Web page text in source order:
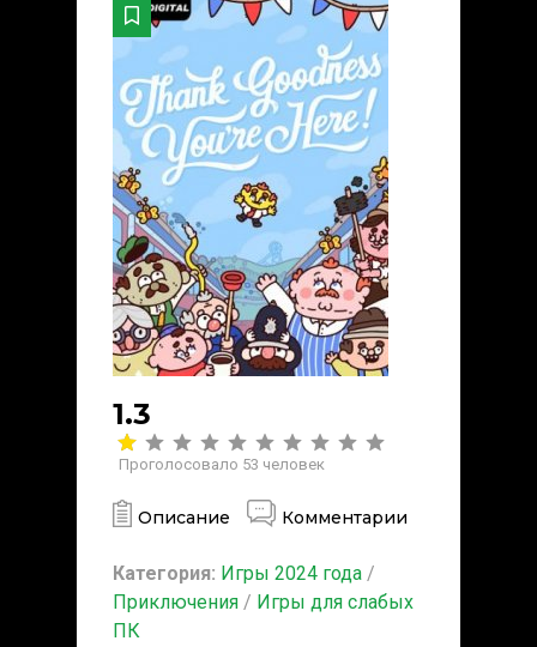
1.3
Проголосовало 53 человек
Описание Комментарии
Категория: Игры 2024 года /
Приключения / Игры для слабых
ПК